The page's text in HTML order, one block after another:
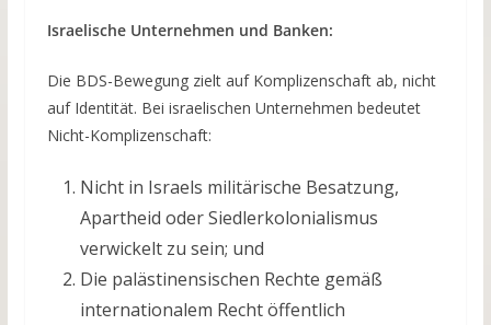
Israelische Unternehmen und Banken:
Die BDS-Bewegung zielt auf Komplizenschaft ab, nicht
auf Identität. Bei israelischen Unternehmen bedeutet
Nicht-Komplizenschaft:
Nicht in Israels militärische Besatzung,
Apartheid oder Siedlerkolonialismus
verwickelt zu sein; und
Die palästinensischen Rechte gemäß
internationalem Recht öffentlich